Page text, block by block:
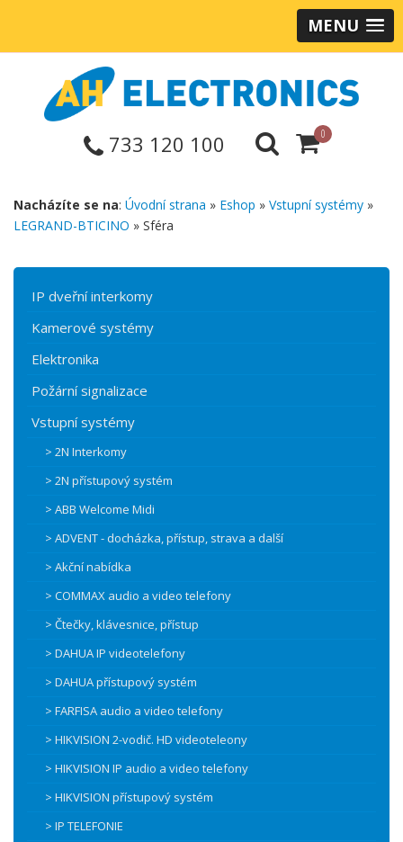
MENU
733 120 100 0
Nacházíte se na: Úvodní strana » Eshop » Vstupní systémy »
LEGRAND-BTICINO » Sféra
IP dveřní interkomy
Kamerové systémy
Elektronika
Požární signalizace
Vstupní systémy
> 2N Interkomy
> 2N přístupový systém
> ABB Welcome Midi
> ADVENT - docházka, přístup, strava a další
> Akční nabídka
> COMMAX audio a video telefony
> Čtečky, klávesnice, přístup
> DAHUA IP videotelefony
> DAHUA přístupový systém
> FARFISA audio a video telefony
> HIKVISION 2-vodič. HD videoteleony
> HIKVISION IP audio a video telefony
> HIKVISION přístupový systém
> IP TELEFONIE